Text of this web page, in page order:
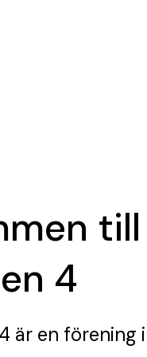
4
är en förening